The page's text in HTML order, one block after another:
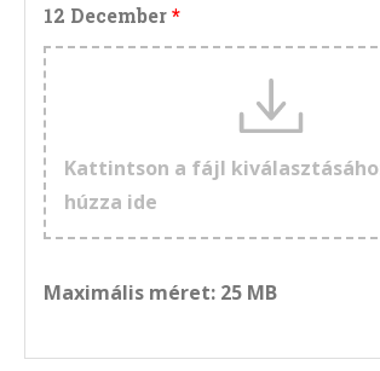
12 December
Kattintson a fájl
húzza ide
Maximális méret: 25 MB